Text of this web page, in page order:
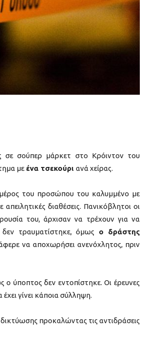
σε σούπερ μάρκετ στο Κρόιντον του
με ένα τσεκούρι ανά χείρας.
του προσώπου του καλυμμένο με
διαθέσεις. Πανικόβλητοι οι
του, άρχισαν να τρέχουν για να
δεν τραυματίστηκε, όμως ο δράστης
να αποχωρήσει ανενόχλητος, πριν
ύποπτος δεν εντοπίστηκε. Οι έρευνες
γίνει κάποια σύλληψη.
προκαλώντας τις αντιδράσεις